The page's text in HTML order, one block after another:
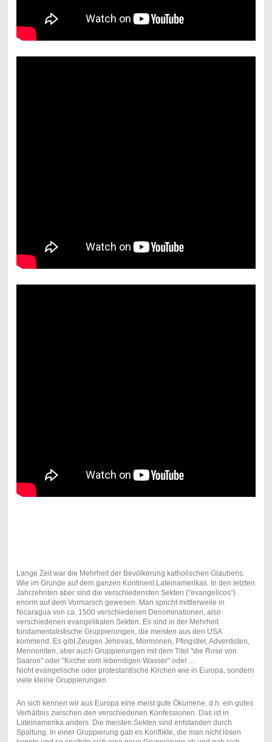
Lange Zeit war die Mehrheit der Bevölkerung katholischen Glaubens.
Wie im Grunde auf dem ganzen Kontinent Lateinamerikas. In den letzten
Jahrzehnten aber sind die verschiedensten Sekten ("evangelicos")
enorm auf dem Vormarsch gewesen. Man spricht mittlerweile in
Nicaragua von ca. 1500 verschiedenen Denominationen, also
verschiedenen evangelikalen Sekten. Es sind in der Mehrheit
fundamentalistische Gruppierungen, die meisten aus den USA
kommend. Es gibt Zeugen Jehovas, Mormonen, Pfingstler, Adventisten,
Mennoniten, aber auch Gruppierungen mit dem Titel "die Rose von
Saaron" oder "Kirche vom lebendigen Wasser" oder ...
Nicht evangelische oder protestantische Kirchen wie in Europa, sondern
viele kleine Gruppierungen.
An sich kennen wir aus Europa eine meist gute Ökumene, d.h. ein gutes
Verhältnis zwischen den verschiedenen Konfessionen. Das ist in
Lateinamerika anders. Die meisten Sekten sind entstanden durch
Spaltung. In einer Gruppierung gab es Konflikte, die man nicht lösen